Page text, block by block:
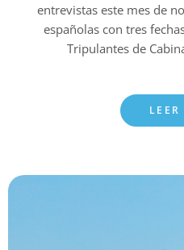
entrevistas este mes de
españolas con tres
Tripulantes de
LEER